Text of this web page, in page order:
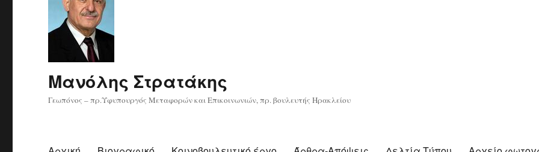
Μανόλης Στρατάκης
Γεωπόνος – πρ.Υφυπουργός Μεταφορών και Επικοινωνιών, πρ. βουλευτής Ηρακλείου